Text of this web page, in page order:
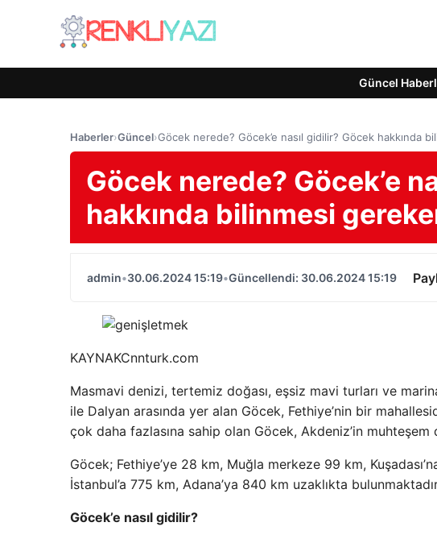
Güncel
Haberler›Güncel›Göcek nerede? Göcek’e nasıl gidilir? Göcek hakkında
Göcek nerede? Göcek’e
hakkında bilinmesi
admin•30.06.2024 15:19•Güncellendi: 30.06.2024 15:19
KAYNAKCnnturk.com
Masmavi denizi, tertemiz doğası, eşsiz mavi turları ve
ile Dalyan arasında yer alan Göcek, Fethiye’nin bir
çok daha fazlasına sahip olan Göcek, Akdeniz’in
Göcek; Fethiye’ye 28 km, Muğla merkeze 99 km,
İstanbul’a 775 km, Adana’ya 840 km uzaklıkta
Göcek’e nasıl gidilir?